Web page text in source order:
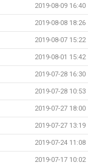
2019-08-09 16:40
2019-08-08 18:26
2019-08-07 15:22
2019-08-01 15:42
2019-07-28 16:30
2019-07-28 10:53
2019-07-27 18:00
2019-07-27 13:19
2019-07-24 11:08
2019-07-17 10:02